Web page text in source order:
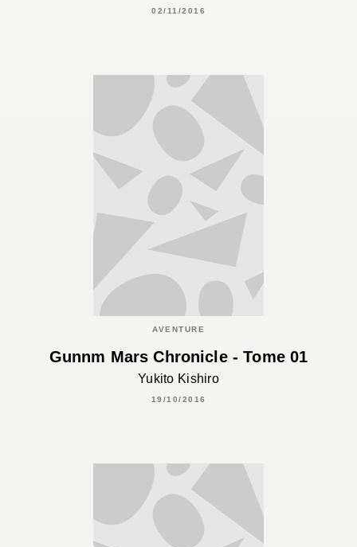
02/11/2016
AVENTURE
Gunnm Mars Chronicle - Tome 01
Yukito Kishiro
19/10/2016